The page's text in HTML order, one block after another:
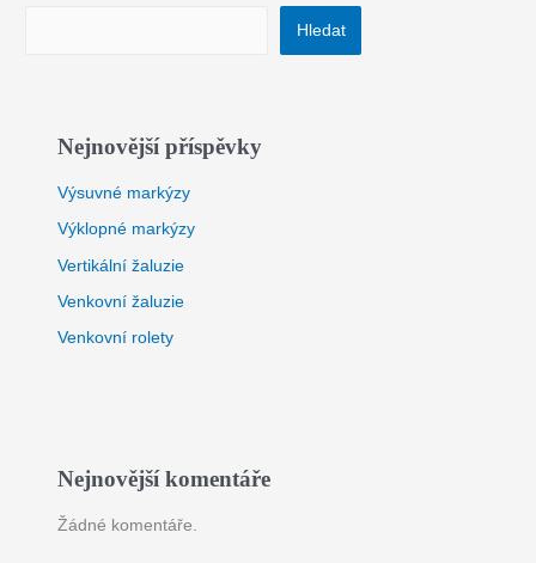
Hledat
Nejnovější příspěvky
Výsuvné markýzy
Výklopné markýzy
Vertikální žaluzie
Venkovní žaluzie
Venkovní rolety
Nejnovější komentáře
Žádné komentáře.